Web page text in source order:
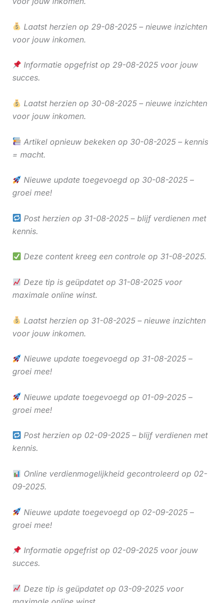
Laatst herzien op 29-08-2025 – nieuwe inzichten
voor jouw inkomen.
Informatie opgefrist op 29-08-2025 voor jouw
succes.
Laatst herzien op 30-08-2025 – nieuwe inzichten
voor jouw inkomen.
Artikel opnieuw bekeken op 30-08-2025 – kennis
= macht.
Nieuwe update toegevoegd op 30-08-2025 –
groei mee!
Post herzien op 31-08-2025 – blijf verdienen met
kennis.
Deze content kreeg een controle op 31-08-2025.
Deze tip is geüpdatet op 31-08-2025 voor
maximale online winst.
Laatst herzien op 31-08-2025 – nieuwe inzichten
voor jouw inkomen.
Nieuwe update toegevoegd op 31-08-2025 –
groei mee!
Nieuwe update toegevoegd op 01-09-2025 –
groei mee!
Post herzien op 02-09-2025 – blijf verdienen met
kennis.
Online verdienmogelijkheid gecontroleerd op 02-
09-2025.
Nieuwe update toegevoegd op 02-09-2025 –
groei mee!
Informatie opgefrist op 02-09-2025 voor jouw
succes.
Deze tip is geüpdatet op 03-09-2025 voor